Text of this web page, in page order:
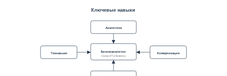
Ключевые навыки
Аналитика
Технавыки Бизнесаналитик
Связь ИТ и бизнеса
Коммуникация